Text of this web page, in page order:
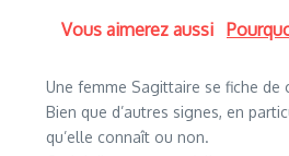
Vous aimerez aussi
Une femme Sagittaire se fiche de
Bien que d’autres signes, en
qu’elle connaît ou non.